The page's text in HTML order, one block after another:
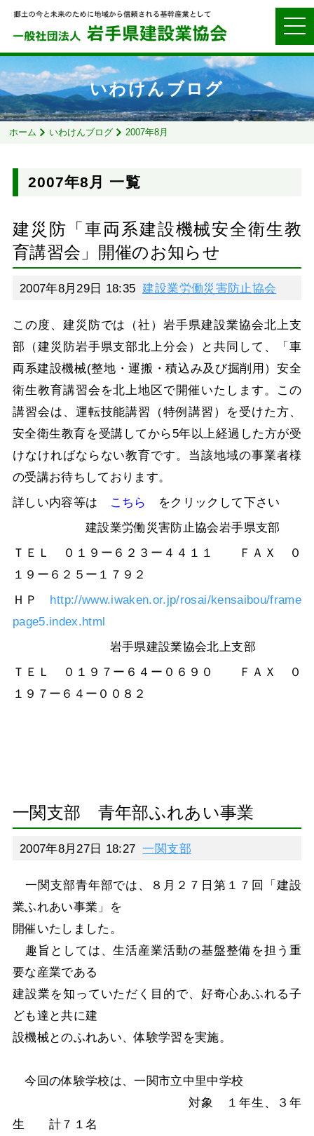
いわけんブログ
ホーム いわけんブログ 2007年8月
2007年8月 一覧
建災防「車両系建設機械安全衛生教
育講習会」開催のお知らせ
2007年8月29日 18:35 建設業労働災害防止協会
この度、建災防では（社）岩手県建設業協会北上支
部（建災防岩手県支部北上分会）と共同して、「車
両系建設機械(整地・運搬・積込み及び掘削用）安全
衛生教育講習会を北上地区で開催いたします。この
講習会は、運転技能講習（特例講習）を受けた方、
安全衛生教育を受講してから5年以上経過した方が受
けなければならない教育です。当該地域の事業者様
の受講お待ちしております。
詳しい内容等は
こちら
をクリックして下さい
建設業労働災害防止協会岩手県支部
ＴＥＬ ０１９ー６２３ー４４１１ ＦＡＸ ０
１９ー６２５ー１７９２
ＨＰ http://www.iwaken.or.jp/rosai/kensaibou/frame
page5.index.html
岩手県建設業協会北上支部
ＴＥＬ ０１９７ー６４ー０６９０ ＦＡＸ ０
１９７ー６４ー００８２
一関支部 青年部ふれあい事業
2007年8月27日 18:27 一関支部
一関支部青年部では、８月２７日第１７回「建設
業ふれあい事業」を
開催いたしました。
趣旨としては、生活産業活動の基盤整備を担う重
要な産業である
建設業を知っていただく目的で、好奇心あふれる子
ども達と共に建
設機械とのふれあい、体験学習を実施。
今回の体験学校は、一関市立中里中学校
対象 １年生、３年
生 計７１名